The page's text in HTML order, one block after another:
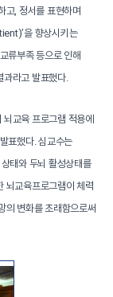
고, 정서를 표현하며
을 향상시키는
류부족 등으로 인해
과라고 발표했다.
교육 프로그램 적용에
표했다. 심교수는
태와 두뇌 활성상태를
뇌교육프로그램이 체력
의 변화를 초래함으로써